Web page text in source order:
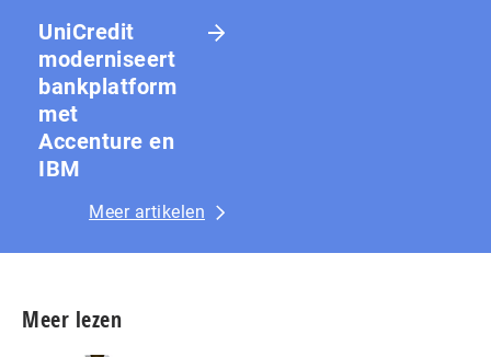
UniCredit
moderniseert
bankplatform
met
Accenture en
IBM
Meer artikelen
Meer lezen